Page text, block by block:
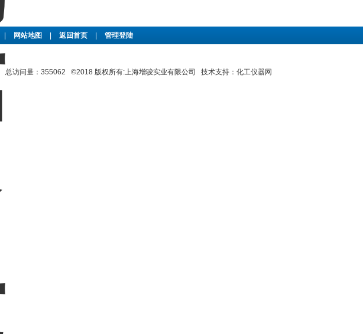
网站地图 返回首页 管理登陆
总访问量：355062 ©2018 版权所有:上海增骏实业有限公司 技术支持： 化工仪器网